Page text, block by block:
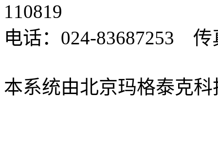
110819
电话：024-83687253
本系统由北京玛格泰克